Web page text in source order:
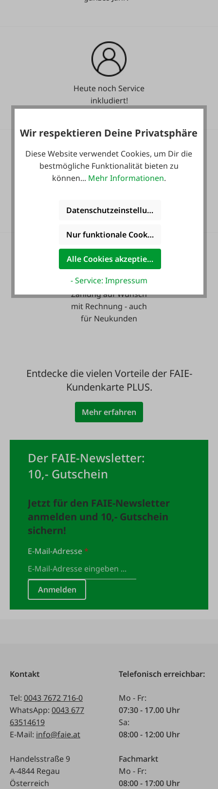
Heute noch Service
inkludiert!
Zahlung auf Wunsch
mit Rechnung - auch
für Neukunden
Entdecke die vielen Vorteile der FAIE-
Kundenkarte PLUS.
Mehr erfahren
Der FAIE-Newsletter:
10,- Gutschein
Jetzt für den FAIE-Newsletter
anmelden und 10,- Gutschein
sichern!
E-Mail-Adresse*
Anmelden
Kontakt
Tel: 0043 7672 716-0
WhatsApp: 0043 677
63514619
E-Mail: info@faie.at
Handelsstraße 9
A-4844 Regau
Österreich
Telefonisch erreichbar:
Mo - Fr:
07:30 - 17.00 Uhr
Sa:
08:00 - 12:00 Uhr
Fachmarkt
Mo - Fr:
08:00 - 17:00 Uhr
Wir respektieren Deine Privatsphäre
Diese Website verwendet Cookies, um Dir die
bestmögliche Funktionalität bieten zu
können... Mehr Informationen.
Datenschutzeinstellungen
Nur funktionale Cookies akzeptieren
Alle Cookies akzeptieren
- Service: Impressum